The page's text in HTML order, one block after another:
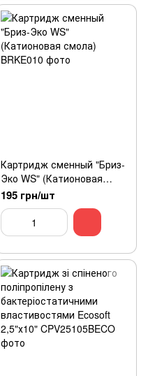
Картридж сменный "Бриз-
Эко WS" (Катионовая
смола)
195 грн/шт